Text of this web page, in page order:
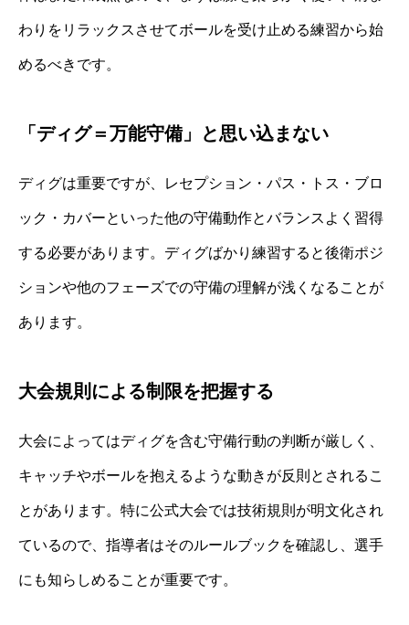
わりをリラックスさせてボールを受け止める練習から始
めるべきです。
「ディグ＝万能守備」と思い込まない
ディグは重要ですが、レセプション・パス・トス・ブロ
ック・カバーといった他の守備動作とバランスよく習得
する必要があります。ディグばかり練習すると後衛ポジ
ションや他のフェーズでの守備の理解が浅くなることが
あります。
大会規則による制限を把握する
大会によってはディグを含む守備行動の判断が厳しく、
キャッチやボールを抱えるような動きが反則とされるこ
とがあります。特に公式大会では技術規則が明文化され
ているので、指導者はそのルールブックを確認し、選手
にも知らしめることが重要です。